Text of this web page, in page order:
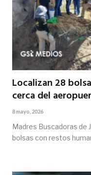
Localizan 28
cerca del
8 mayo, 2026
Madres Buscadoras de
bolsas con restos